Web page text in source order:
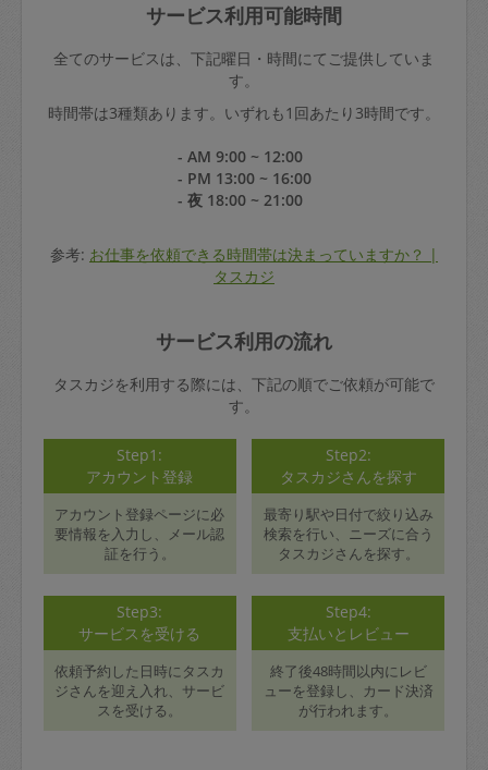
サービス利用可能時間
全てのサービスは、下記曜日・時間にてご提供していま
す。
時間帯は3種類あります。いずれも1回あたり3時間です。
- AM 9:00 ~ 12:00
- PM 13:00 ~ 16:00
- 夜 18:00 ~ 21:00
参考: お仕事を依頼できる時間帯は決まっていますか？ |
タスカジ
サービス利用の流れ
タスカジを利用する際には、下記の順でご依頼が可能で
す。
Step1:
アカウント登録
アカウント登録ページに必
要情報を入力し、メール認
証を行う。
Step2:
タスカジさんを探す
最寄り駅や日付で絞り込み
検索を行い、ニーズに合う
タスカジさんを探す。
Step3:
サービスを受ける
依頼予約した日時にタスカ
ジさんを迎え入れ、サービ
スを受ける。
Step4:
支払いとレビュー
終了後48時間以内にレビ
ューを登録し、カード決済
が行われます。